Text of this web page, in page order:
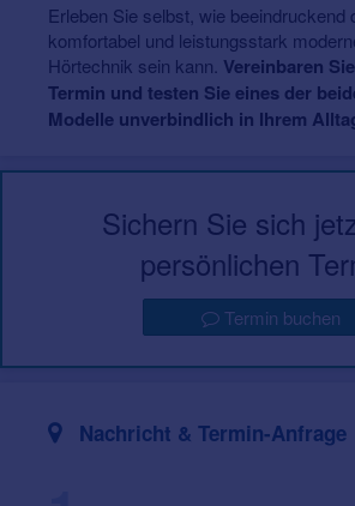
Erleben Sie selbst, wie beeindruckend
komfortabel und leistungsstark
Hörtechnik sein kann. Vereinbaren
Termin und testen Sie eines der
Modelle unverbindlich in Ihrem
Sichern Sie sich
persönlichen
Termin buchen
Nachricht & Termin-Anfrage